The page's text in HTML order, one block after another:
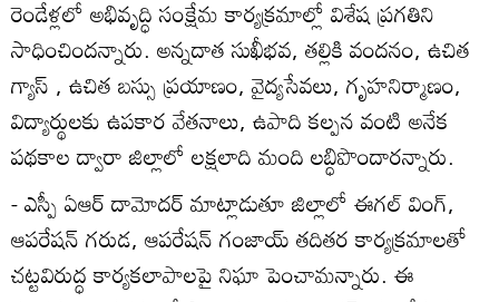
రెండేళ్లలో అభివృద్ధి సంక్షేమ కార్యక్రమాల్లో విశేష ప్రగతిని
సాధించిందన్నారు. అన్నదాత సుఖీభవ, తల్లికి వందనం, ఉచిత
గ్యాస్‌ , ఉచిత బస్సు ప్రయాణం, వైద్యసేవలు, గృహనిర్మాణం,
విద్యార్థులకు ఉపకార వేతనాలు, ఉపాది కల్పన వంటి అనేక
పథకాల ద్వారా జిల్లాలో లక్షలాది మంది లబ్ధిపొందారన్నారు.
- ఎస్పీ ఏఆర్‌ దామోదర్‌ మాట్లాడుతూ జిల్లాలో ఈగల్‌ వింగ్‌,
ఆపరేషన్‌ గరుడ, ఆపరేషన్‌ గంజాయ్‌ తదితర కార్యక్రమాలతో
చట్టవిరుద్ధ కార్యకలాపాలపై నిఘా పెంచామన్నారు. ఈ